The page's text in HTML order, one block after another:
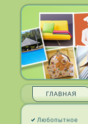
ГЛАВНАЯ
Любопытное